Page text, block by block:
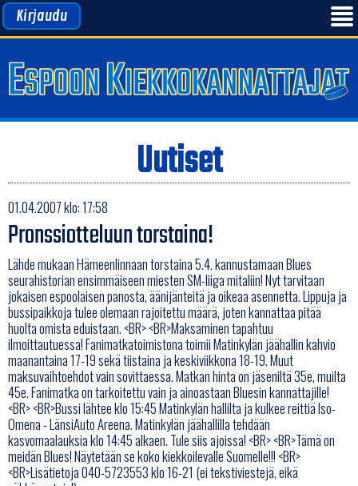
Kirjaudu
Uutiset
01.04.2007 klo: 17:58
Pronssiotteluun torstaina!
Lähde mukaan Hämeenlinnaan torstaina 5.4. kannustamaan Blues
seurahistorian ensimmäiseen miesten SM-liiga mitaliin! Nyt tarvitaan
jokaisen espoolaisen panosta, äänijänteitä ja oikeaa asennetta. Lippuja ja
bussipaikkoja tulee olemaan rajoitettu määrä, joten kannattaa pitää
huolta omista eduistaan. <BR> <BR>Maksaminen tapahtuu
ilmoittautuessa! Fanimatkatoimistona toimii Matinkylän jäähallin kahvio
maanantaina 17-19 sekä tiistaina ja keskiviikkona 18-19. Muut
maksuvaihtoehdot vain sovittaessa. Matkan hinta on jäseniltä 35e, muilta
45e. Fanimatka on tarkoitettu vain ja ainoastaan Bluesin kannattajille!
<BR> <BR>Bussi lähtee klo 15:45 Matinkylän hallilta ja kulkee reittiä Iso-
Omena - LänsiAuto Areena. Matinkylän jäähallilla tehdään
kasvomaalauksia klo 14:45 alkaen. Tule siis ajoissa! <BR> <BR>Tämä on
meidän Blues! Näytetään se koko kiekkoilevalle Suomelle!!! <BR>
<BR>Lisätietoja 040-5723553 klo 16-21 (ei tekstiviestejä, eikä